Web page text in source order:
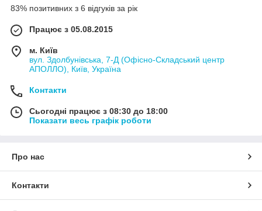
83% позитивних з 6 відгуків за рік
Працює з 05.08.2015
м. Київ
вул. Здолбунівська, 7-Д (Офісно-Складський центр
АПОЛЛО), Київ, Україна
Контакти
Сьогодні працює з 08:30 до 18:00
Показати весь графік роботи
Про нас
Контакти